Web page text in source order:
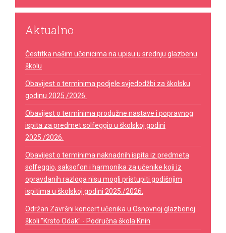
Aktualno
Čestitka našim učenicima na upisu u srednju glazbenu
školu
Obavijest o terminima podjele svjedodžbi za školsku
godinu 2025./2026.
Obavijest o terminima produžne nastave i popravnog
ispita za predmet solfeggio u školskoj godini
2025./2026.
Obavijest o terminima naknadnih ispita iz predmeta
solfeggio, saksofon i harmonika za učenike koji iz
opravdanih razloga nisu mogli pristupiti godišnjim
ispitima u školskoj godini 2025./2026.
Održan Završni koncert učenika u Osnovnoj glazbenoj
školi "Krsto Odak" - Područna škola Knin